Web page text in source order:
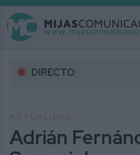
DIRECTO
Adrián